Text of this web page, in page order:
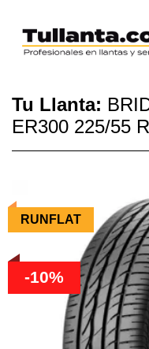
Tu Llanta:
ER300 225/55
RUNFLAT
-10%